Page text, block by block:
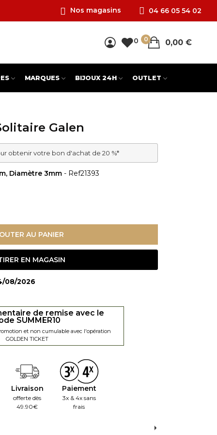
Nos magasins 04 66 05 54 02
0 0,00 €
0
MARQUES BIJOUX 24H OUTLET
Galen
obtenir votre bon d'achat de 20 %*
Diamètre 3mm - Ref21393
AU PANIER
EN MAGASIN
08/2026
de remise avec le
SUMMER10
et non cumulable avec l'opération
GOLDEN TICKET
Livraison
offerte dès
49.90€
Paiement
3x & 4x sans
frais